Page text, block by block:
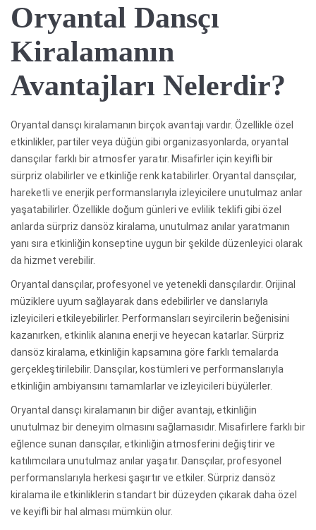
Oryantal Dansçı
Kiralamanın
Avantajları Nelerdir?
Oryantal dansçı kiralamanın birçok avantajı vardır. Özellikle özel
etkinlikler, partiler veya düğün gibi organizasyonlarda, oryantal
dansçılar farklı bir atmosfer yaratır. Misafirler için keyifli bir
sürpriz olabilirler ve etkinliğe renk katabilirler. Oryantal dansçılar,
hareketli ve enerjik performanslarıyla izleyicilere unutulmaz anlar
yaşatabilirler. Özellikle doğum günleri ve evlilik teklifi gibi özel
anlarda sürpriz dansöz kiralama, unutulmaz anılar yaratmanın
yanı sıra etkinliğin konseptine uygun bir şekilde düzenleyici olarak
da hizmet verebilir.
Oryantal dansçılar, profesyonel ve yetenekli dansçılardır. Orijinal
müziklere uyum sağlayarak dans edebilirler ve danslarıyla
izleyicileri etkileyebilirler. Performansları seyircilerin beğenisini
kazanırken, etkinlik alanına enerji ve heyecan katarlar. Sürpriz
dansöz kiralama, etkinliğin kapsamına göre farklı temalarda
gerçekleştirilebilir. Dansçılar, kostümleri ve performanslarıyla
etkinliğin ambiyansını tamamlarlar ve izleyicileri büyülerler.
Oryantal dansçı kiralamanın bir diğer avantajı, etkinliğin
unutulmaz bir deneyim olmasını sağlamasıdır. Misafirlere farklı bir
eğlence sunan dansçılar, etkinliğin atmosferini değiştirir ve
katılımcılara unutulmaz anılar yaşatır. Dansçılar, profesyonel
performanslarıyla herkesi şaşırtır ve etkiler. Sürpriz dansöz
kiralama ile etkinliklerin standart bir düzeyden çıkarak daha özel
ve keyifli bir hal alması mümkün olur.